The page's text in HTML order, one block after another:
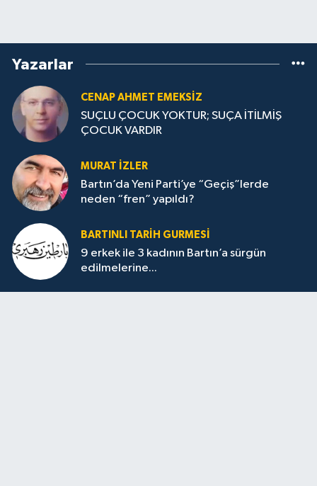
Yazarlar
CENAP AHMET EMEKSİZ
SUÇLU ÇOCUK YOKTUR; SUÇA İTİLMİŞ
ÇOCUK VARDIR
MURAT İZLER
Bartın’da Yeni Parti’ye “Geçiş”lerde
neden “fren” yapıldı?
BARTINLI TARIH GURMESI
9 erkek ile 3 kadının Bartın’a sürgün
edilmelerine...